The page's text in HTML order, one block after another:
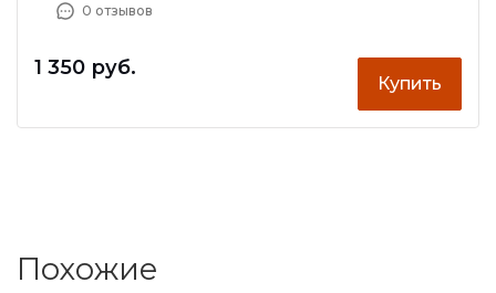
0 отзывов
1 350 руб.
Купить
Похожие